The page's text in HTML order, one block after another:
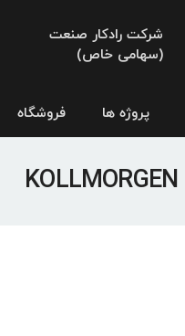
شرکت رادکار صنعت
(سهامی خاص)
پروژه ها فروشگاه